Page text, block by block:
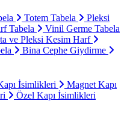
Totem Tabela
Pleksi
Tabela
Vinil Germe Tabela
ve Pleksi Kesim Harf
Bina Cephe Giydirme
İsimlikleri
Magnet Kapı
Özel Kapı İsimlikleri